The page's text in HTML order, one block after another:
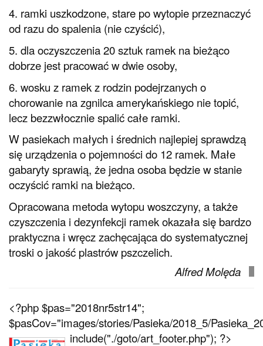
4. ramki uszkodzone, stare po wytopie przeznaczyć
od razu do spalenia (nie czyścić),
5. dla oczyszczenia 20 sztuk ramek na bieżąco
dobrze jest pracować w dwie osoby,
6. wosku z ramek z rodzin podejrzanych o
chorowanie na zgnilca amerykańskiego nie topić,
lecz bezzwłocznie spalić całe ramki.
W pasiekach małych i średnich najlepiej sprawdzą
się urządzenia o pojemności do 12 ramek. Małe
gabaryty sprawią, że jedna osoba będzie w stanie
oczyścić ramki na bieżąco.
Opracowana metoda wytopu woszczyny, a także
czyszczenia i dezynfekcji ramek okazała się bardzo
praktyczna i wręcz zachęcająca do systematycznej
troski o jakość plastrów pszczelich.
Alfred Molęda
<?php $pas="2018nr5str14";
$pasCov="images/stories/Pasieka/2018_5/
include("./goto/art_footer.php"); ?>